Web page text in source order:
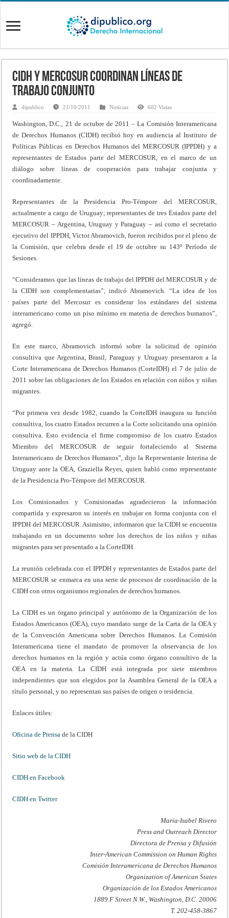
CIDH Y MERCOSUR COORDINAN LÍNEAS DE
TRABAJO CONJUNTO
dipublico 21/10/2011 Noticias 602 Vistas
Washington, D.C., 21 de octubre de 2011 – La Comisión Interamericana
de Derechos Humanos (CIDH) recibió hoy en audiencia al Instituto de
Políticas Públicas en Derechos Humanos del MERCOSUR (IPPDH) y a
representantes de Estados parte del MERCOSUR, en el marco de un
diálogo sobre líneas de cooperación para trabajar conjunta y
coordinadamente.
Representantes de la Presidencia Pro-Témpore del MERCOSUR,
actualmente a cargo de Uruguay; representantes de tres Estados parte del
MERCOSUR – Argentina, Uruguay y Paraguay – así como el secretario
ejecutivo del IPPDH, Víctor Abramovich, fueron recibidos por el pleno de
la Comisión, que celebra desde el 19 de octubre su 143º Período de
Sesiones.
“Consideramos que las líneas de trabajo del IPPDH del MERCOSUR y de
la CIDH son complementarias”, indicó Abramovich. “La idea de los
países parte del Mercosur es considerar los estándares del sistema
interamericano como un piso mínimo en materia de derechos humanos”,
agregó.
En este marco, Abramovich informó sobre la solicitud de opinión
consultiva que Argentina, Brasil, Paraguay y Uruguay presentaron a la
Corte Interamericana de Derechos Humanos (CorteIDH) el 7 de julio de
2011 sobre las obligaciones de los Estados en relación con niños y niñas
migrantes.
“Por primera vez desde 1982, cuando la CorteIDH inaugura su función
consultiva, los cuatro Estados recurren a la Corte solicitando una opinión
consultiva. Esto evidencia el firme compromiso de los cuatro Estados
Miembro del MERCOSUR de seguir fortaleciendo al Sistema
Interamericano de Derechos Humanos”, dijo la Representante Interina de
Uruguay ante la OEA, Graziella Reyes, quien habló como representante
de la Presidencia Pro-Témpore del MERCOSUR.
Los Comisionados y Comisionadas agradecieron la información
compartida y expresaron su interés en trabajar en forma conjunta con el
IPPDH del MERCOSUR. Asimismo, informaron que la CIDH se encuentra
trabajando en un documento sobre los derechos de los niños y niñas
migrantes para ser presentado a la CorteIDH.
La reunión celebrada con el IPPDH y representantes de Estados parte del
MERCOSUR se enmarca en una serie de procesos de coordinación de la
CIDH con otros organismos regionales de derechos humanos.
La CIDH es un órgano principal y autónomo de la Organización de los
Estados Americanos (OEA), cuyo mandato surge de la Carta de la OEA y
de la Convención Americana sobre Derechos Humanos. La Comisión
Interamericana tiene el mandato de promover la observancia de los
derechos humanos en la región y actúa como órgano consultivo de la
OEA en la materia. La CIDH está integrada por siete miembros
independientes que son elegidos por la Asamblea General de la OEA a
título personal, y no representan sus países de origen o residencia.
Enlaces útiles:
Oficina de Prensa de la CIDH
Sitio web de la CIDH
CIDH en Facebook
CIDH en Twitter
Maria-Isabel Rivero
Press and Outreach Director
Directora de Prensa y Difusión
Inter-American Commission on Human Rights
Comisión Interamericana de Derechos Humanos
Organization of American States
Organización de los Estados Americanos
1889 F Street N.W., Washington, D.C. 20006
T. 202-458-3867